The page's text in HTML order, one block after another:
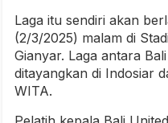
Laga itu sendiri akan
(2/3/2025) malam di
Gianyar. Laga antara
ditayangkan di Indosiar
WITA.